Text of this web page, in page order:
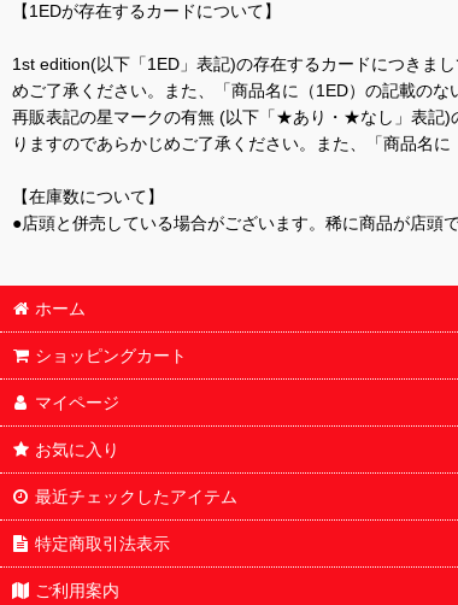
【1EDが存在するカードについて】
1st edition(以下「1ED」表記)の存在するカードにつきま
めご了承ください。また、「商品名に（1ED）の記載の
再販表記の星マークの有無 (以下「★あり・★なし」表記
りますのであらかじめご了承ください。また、「商品名
【在庫数について】
●店頭と併売している場合がございます。稀に商品が店頭
ホーム
ショッピングカート
マイページ
お気に入り
最近チェックしたアイテム
特定商取引法表示
ご利用案内